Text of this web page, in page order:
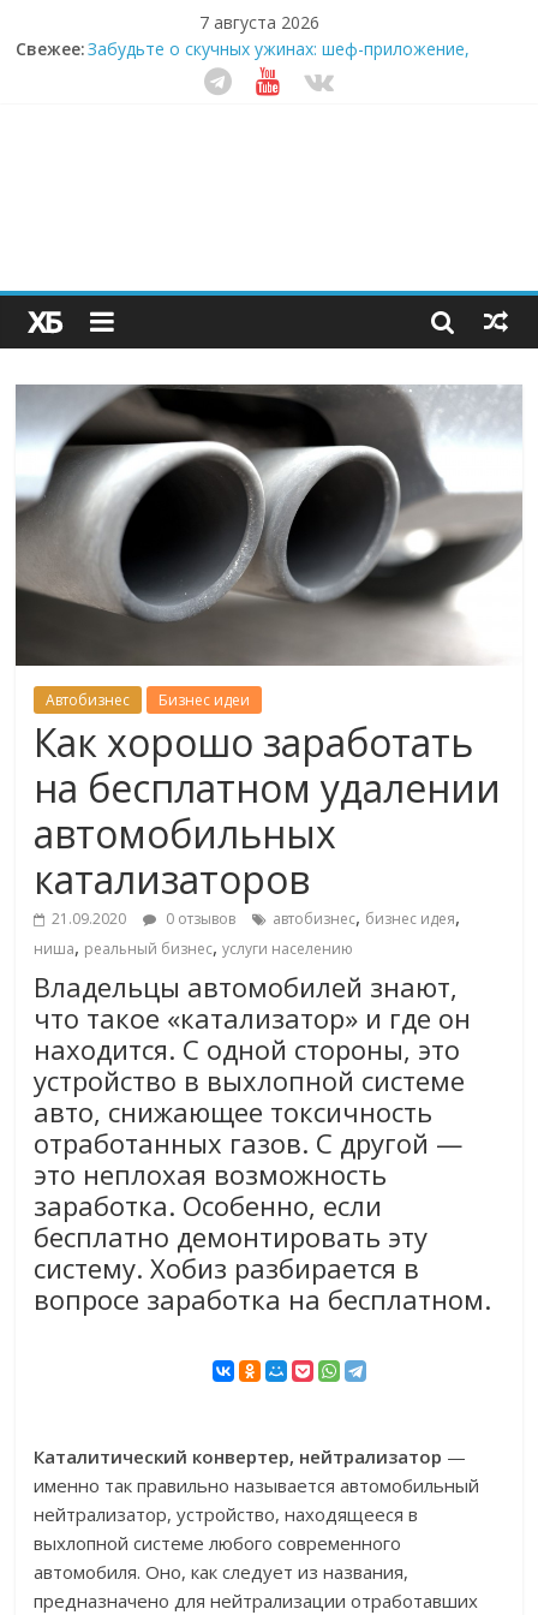
7 августа 2026
Свежее:
Секрет супергидратации: почему кокосовая вода с
пребиотиками становится главным трендом
здорового питания
Как простая наклейка заставляет миллионы людей
не забывать о самом важном креме этим летом
Автобизнес Бизнес идеи
Как хорошо заработать
на бесплатном удалении
автомобильных
катализаторов
21.09.2020 0 отзывов автобизнес, бизнес идея,
ниша, реальный бизнес,услуги населению
Владельцы автомобилей знают,
что такое «катализатор» и где он
находится. С одной стороны, это
устройство в выхлопной системе
авто, снижающее токсичность
отработанных газов. С другой —
это неплохая возможность
заработка. Особенно, если
бесплатно демонтировать эту
систему. Хобиз разбирается в
вопросе заработка на бесплатном.
Каталитический конвертер, нейтрализатор —
именно так правильно называется автомобильный
нейтрализатор, устройство, находящееся в
выхлопной системе любого современного
автомобиля. Оно, как следует из названия,
предназначено для нейтрализации отработавших